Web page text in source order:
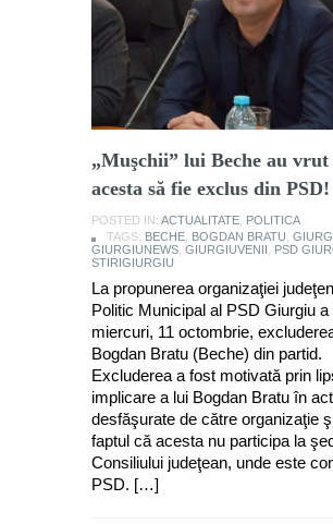
„Muşchii” lui Beche au vrut
acesta să fie exclus din PSD!
POSTED IN: ACTUALITATE POLITICA
TAGS: BECHE BOGDAN BRATU
GIURGIUNEWS GIURGIUVENII PSD
STIRIGIURGIU
La propunerea organizaţiei
Politic Municipal al PSD Giurgiu a
miercuri, 11 octombrie,
Bogdan Bratu (Beche) din partid.
Excluderea a fost motivată prin
implicare a lui Bogdan Bratu în
desfăşurate de către organizaţie
faptul că acesta nu participa la
Consiliului judeţean, unde este
PSD. […]